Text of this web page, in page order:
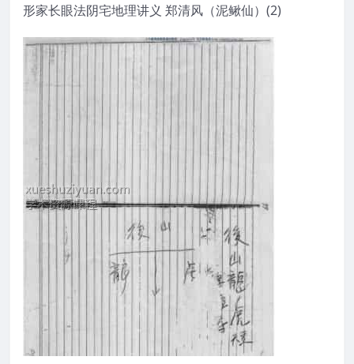
形家长眼法阴宅地理讲义 郑清风（泥鳅仙）(2)